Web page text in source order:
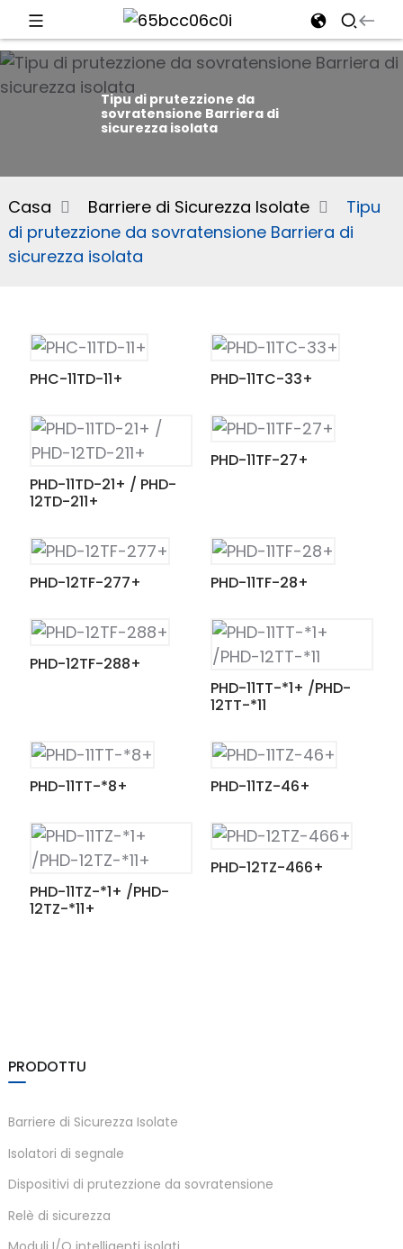
Tipu di prutezzione da
sovratensione Barriera di
sicurezza isolata
Casa Barriere di Sicurezza Isolate
Tipu
di prutezzione da sovratensione Barriera di
sicurezza isolata
PHC-11TD-11+ PHD-11TC-33+
PHD-11TD-21+ / PHD-
12TD-211+
PHD-11TF-27+
PHD-12TF-277+ PHD-11TF-28+
PHD-12TF-288+
PHD-11TT-*1+ /PHD-
12TT-*11
PHD-11TT-*8+ PHD-11TZ-46+
PHD-11TZ-*1+ /PHD-
12TZ-*11+
PHD-12TZ-466+
PRODOTTU
Barriere di Sicurezza Isolate
Isolatori di segnale
Dispositivi di prutezzione da sovratensione
Relè di sicurezza